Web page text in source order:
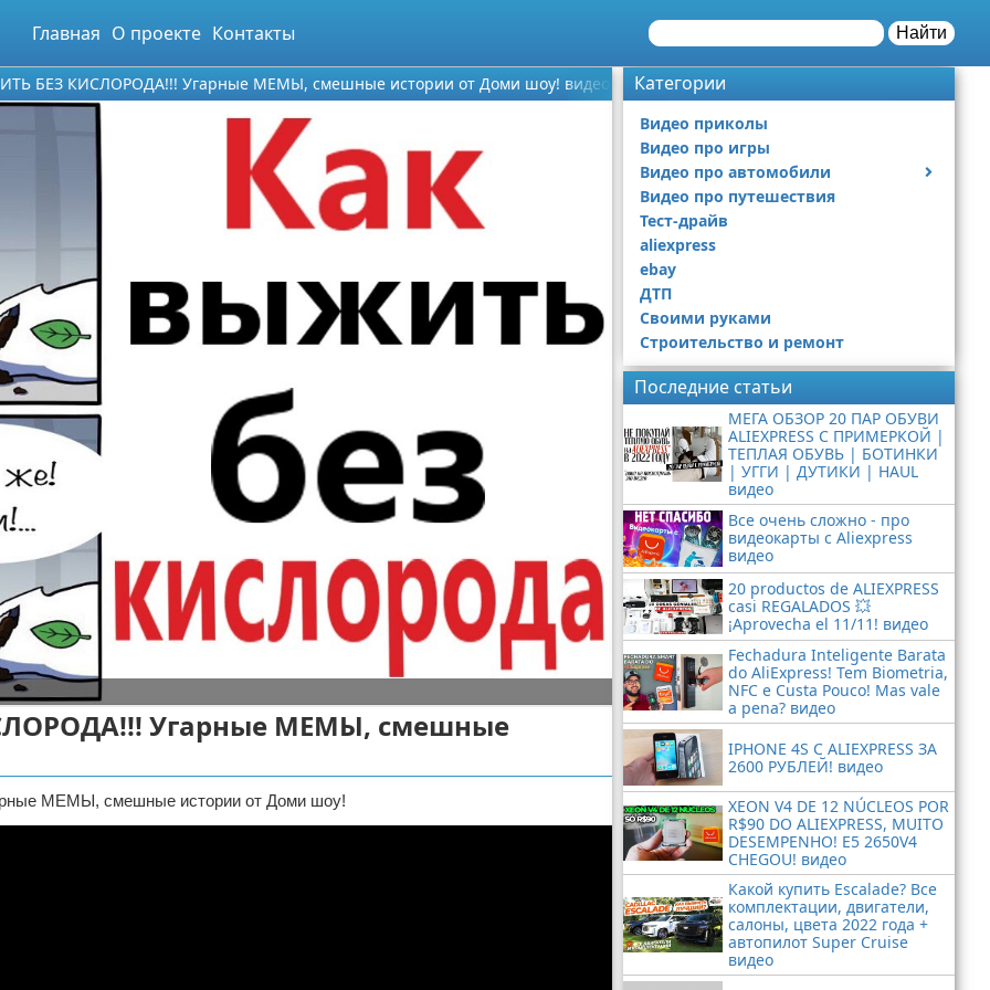
Главная О проекте Контакты Найти
БЕЗ КИСЛОРОДА!!! Угарные МЕМЫ, смешные истории от Доми шоу! видео
Угарные МЕМЫ, смешные
МЕМЫ, смешные истории от Доми шоу!
Категории
Видео приколы
Видео про игры
Видео про автомобили
Ремонт автомобиля
Видео про путешествия
Тест-драйв
aliexpress
ebay
ДТП
Своими руками
Строительство и ремонт
Последние статьи
МЕГА ОБЗОР 20 ПАР ОБУВИ
ALIEXPRESS С ПРИМЕРКОЙ |
ТЕПЛАЯ ОБУВЬ | БОТИНКИ
| УГГИ | ДУТИКИ | HAUL
видео
Все очень сложно - про
видеокарты с Aliexpress
видео
20 productos de ALIEXPRESS
casi REGALADOS 💥
¡Aprovecha el 11/11! видео
Fechadura Inteligente Barata
do AliExpress! Tem Biometria,
NFC e Custa Pouco! Mas vale
a pena? видео
IPHONE 4S С ALIEXPRESS ЗА
2600 РУБЛЕЙ! видео
XEON V4 DE 12 NÚCLEOS POR
R$90 DO ALIEXPRESS, MUITO
DESEMPENHO! E5 2650V4
CHEGOU! видео
Какой купить Escalade? Все
комплектации, двигатели,
салоны, цвета 2022 года +
автопилот Super Cruise
видео